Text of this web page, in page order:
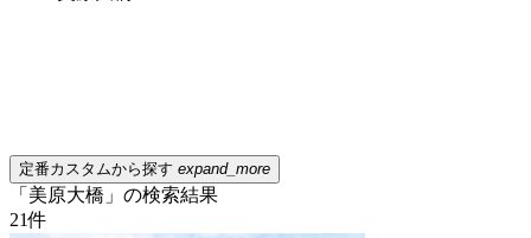
定番カスタムから探す expand_more
「美原大橋」の検索結果
21件